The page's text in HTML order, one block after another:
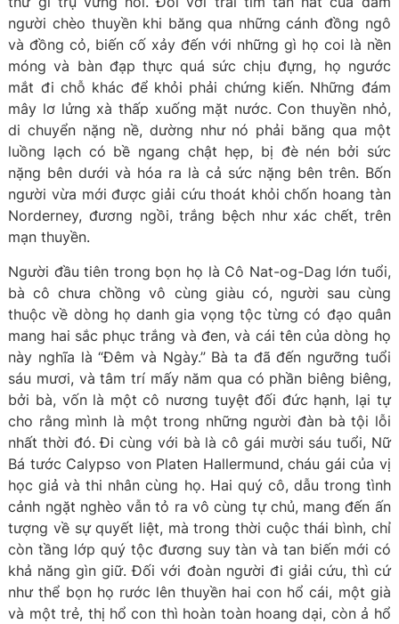
người chèo thuyền khi băng qua những cánh đồng ngô
và đồng cỏ, biến cố xảy đến với những gì họ coi là nền
móng và bàn đạp thực quá sức chịu đựng, họ ngước
mắt đi chỗ khác để khỏi phải chứng kiến. Những đám
mây lơ lửng xà thấp xuống mặt nước. Con thuyền nhỏ,
di chuyển nặng nề, dường như nó phải băng qua một
luồng lạch có bề ngang chật hẹp, bị đè nén bởi sức
nặng bên dưới và hóa ra là cả sức nặng bên trên. Bốn
người vừa mới được giải cứu thoát khỏi chốn hoang tàn
Norderney, đương ngồi, trắng bệch như xác chết, trên
mạn thuyền.
Người đầu tiên trong bọn họ là Cô Nat-og-Dag lớn tuổi,
bà cô chưa chồng vô cùng giàu có, người sau cùng
thuộc về dòng họ danh gia vọng tộc từng có đạo quân
mang hai sắc phục trắng và đen, và cái tên của dòng họ
này nghĩa là “Đêm và Ngày.” Bà ta đã đến ngưỡng tuổi
sáu mươi, và tâm trí mấy năm qua có phần biêng biêng,
bởi bà, vốn là một cô nương tuyệt đối đức hạnh, lại tự
cho rằng mình là một trong những người đàn bà tội lỗi
nhất thời đó. Đi cùng với bà là cô gái mười sáu tuổi, Nữ
Bá tước Calypso von Platen Hallermund, cháu gái của vị
học giả và thi nhân cùng họ. Hai quý cô, dẫu trong tình
cảnh ngặt nghèo vẫn tỏ ra vô cùng tự chủ, mang đến ấn
tượng về sự quyết liệt, mà trong thời cuộc thái bình, chỉ
còn tầng lớp quý tộc đương suy tàn và tan biến mới có
khả năng gìn giữ. Đối với đoàn người đi giải cứu, thì cứ
như thể bọn họ rước lên thuyền hai con hổ cái, một già
và một trẻ, thị hổ con thì hoàn toàn hoang dại, còn ả hổ